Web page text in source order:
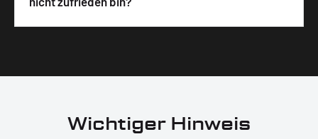
unterstützen dich dabei, die Teile sicher und
korrekt an deinem Motorrad zu installieren.
Ja, du kannst die Teile innerhalb von 14 Tagen
Rücksendung findest du in unseren
Wichtiger Hinweis